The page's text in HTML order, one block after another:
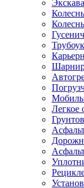
Легкое